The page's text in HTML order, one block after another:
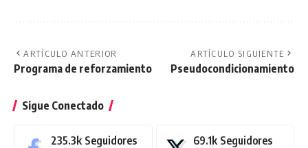
ARTÍCULO ANTERIOR
Programa de reforzamiento
ARTÍCULO SIGUIENTE
Pseudocondicionamiento
Sigue Conectado
235.3k Seguidores 69.1k Seguidores